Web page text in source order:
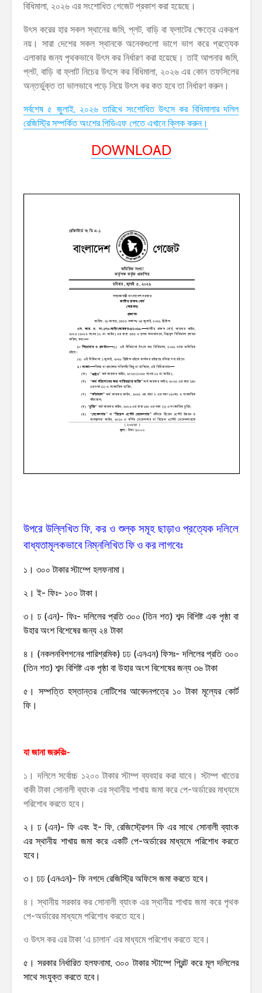
বিধিমালা, ২০২৬ এর সংশোধিত গেজেট প্রকাশ করা হয়েছে।
উৎস করের হার সকল স্থানের জমি, প্লট, বাড়ি বা ফ্লাটের ক্ষেত্রে একরূপ
নয়। সারা দেশের সকল স্থানকে অনেকগুলো ভাগে ভাগ করে প্রত্যেক
এলাকার জন্য পৃথকভাবে উৎস কর নির্ধারণ করা হয়েছে। তাই আপনার জমি,
প্লট, বাড়ি বা ফ্লাট নিচের উৎসে কর বিধিমালা, ২০২৬ এর কোন তফসিলের
অন্তর্ভুক্ত তা ভালভাবে পড়ে নিয়ে উৎস কর কত হবে তা নির্ধারণ করুন।
সর্বশেষ ৫ জুলাই, ২০২৬ তারিখে সংশোধিত উৎসে কর বিধিমালার দলিল
রেজিস্ট্রি সম্পর্কিত অংশের পিডিএফ পেতে এখানে ক্লিক করুন।
DOWNLOAD
উপরে উল্লিখিত ফি, কর ও শুল্ক সমূহ ছাড়াও প্রত্যেক দলিলে
বাধ্যতামূলকভাবে নিম্নলিখিত ফি ও কর লাগবেঃ
১। ৩০০ টাকার স্টাম্পে হলফনামা।
২। ই- ফিঃ- ১০০ টাকা।
৩। ঢ (এন)- ফিঃ-দলিলের প্রতি ৩০০ (তিন শত) শব্দ বিশিষ্ট এক পৃষ্ঠা বা
উহার অংশ বিশেষের জন্য ২৪ টাকা
৪। (নকলনবিশগনের পারিশ্রমিক) ঢঢ (এনএন) ফিসঃ-দলিলের প্রতি ৩০০
(তিন শত) শব্দ বিশিষ্ট এক পৃষ্ঠা বা উহার অংশ বিশেষের জন্য ৩৬ টাকা
৫। সম্পত্তি হস্তান্তর নোটিশের আবেদনপত্রে ১০ টাকা মূল্যের কোর্ট
ফি।
যা জানা জরুরিঃ-
১। দলিলে সর্বোচ্চ ১২০০ টাকার স্টাম্প ব্যবহার করা যাবে। স্টাম্প খাতের
বাকী টাকা সোনালী ব্যাংক এর স্থানীয় শাখায় জমা করে পে-অর্ডারের মাধ্যমে
পরিশোধ করতে হবে।
২। ঢ (এন)- ফি এবং ই- ফি, রেজিস্ট্রেশন ফি এর সাথে সোনালী ব্যাংক
এর স্থানীয় শাখায় জমা করে একটি পে-অর্ডারের মাধ্যমে পরিশোধ করতে
হবে।
৩। ঢঢ (এনএন)- ফি নগদে রেজিস্ট্রি অফিসে জমা করতে হবে।
৪। স্থানীয় সরকার কর সোনালী ব্যাংক এর স্থানীয় শাখায় জমা করে পৃথক
পে-অর্ডারের মাধ্যমে পরিশোধ করতে হবে।
ও উৎস কর এর টাকা ‘এ চালান’ এর মাধ্যমে পরিশোধ করতে হবে।
৫। সরকার নির্ধারিত হলফনামা, ৩০০ টাকার স্টাম্পে প্রিন্ট করে মূল দলিলের
সাথে সংযুক্ত করতে হবে।